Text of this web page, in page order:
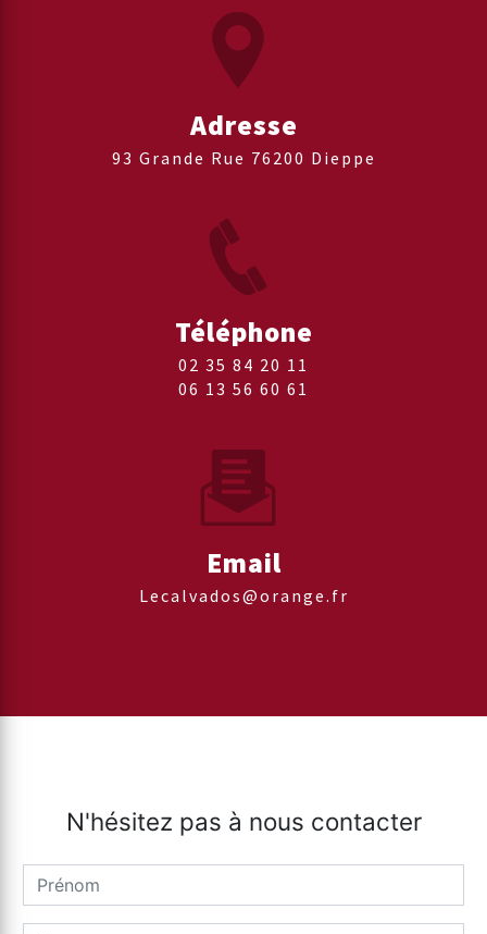
Adresse
93 Grande Rue 76200 Dieppe
Téléphone
02 35 84 20 11
06 13 56 60 61
Email
lecalvados@orange.fr
N'hésitez pas à nous contacter